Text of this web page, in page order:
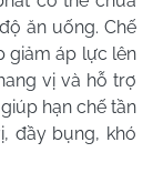
ăn uống. Chế
giảm áp lực lên
vị và hỗ trợ
hạn chế tần
đầy bụng, khó